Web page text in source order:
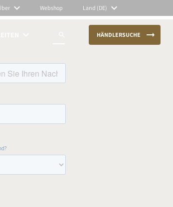
Webshop Land (DE)
HÄNDLERSUCHE